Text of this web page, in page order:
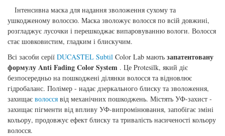
Інтенсивна маска для надання зволоження сухому та
ушкодженому волоссю. Маска зволожує волосся по всій довжині,
розгладжує лусочки і перешкоджає випаровуванню вологи. Волосся
стає шовковистим, гладким і блискучим.
Всі засоби серії DUCASTEL Subtil Color Lab мають запатентовану
формулу Anti Fading Color System . Це Protesilk, який діє
безпосередньо на пошкоджені ділянки волосся та відновлює
гідробаланс. Полімер - надає дзеркального блиску та зволоження,
захищає волосся від механічних пошкоджень. Містять УФ-захист -
захищає пігменти від впливу УФ-випромінювання, запобігає зміні
кольору, продовжує ефект блиску та тривалість насиченості кольору
волосся.